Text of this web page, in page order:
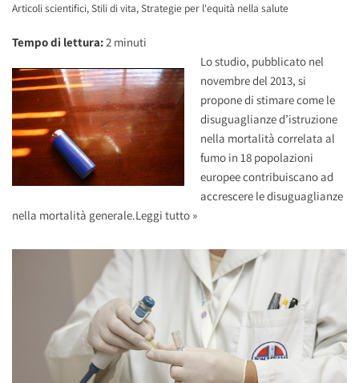
Articoli scientifici,Stili di vita,Strategie per l'equità nella salute
Tempo di lettura:2 minuti
Lo studio, pubblicato nel
novembre del 2013, si
propone di stimare come le
disuguaglianze d’istruzione
nella mortalità correlata al
fumo in 18 popolazioni
europee contribuiscano ad
accrescere le disuguaglianze
nella mortalità generale.Leggi tutto »